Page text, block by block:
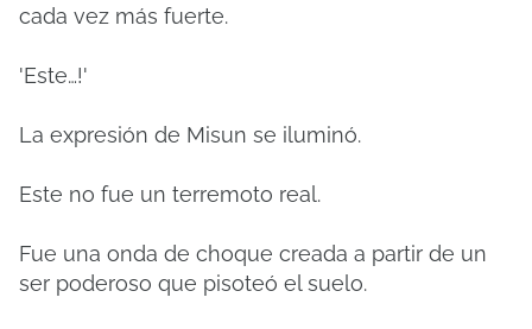
cada vez más fuerte.
'Este…!'
La expresión de Misun se iluminó.
Este no fue un terremoto real.
Fue una onda de choque creada a partir de un
ser poderoso que pisoteó el suelo.